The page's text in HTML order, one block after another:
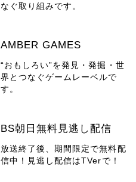
なぐ取り組みです。
AMBER GAMES
“おもしろい”を発見・発掘・世
界とつなぐゲームレーベルで
す。
BS朝日無料見逃し配信
放送終了後、期間限定で無料配
信中！見逃し配信はTVerで！